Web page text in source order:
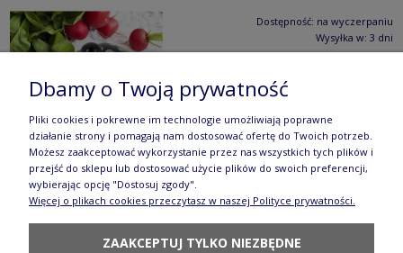
Dostępność: na wyczerpaniu
Wysyłka w: 3 dni
Maselnica kostka masła GU858DEK487
Dostępność:
Dbamy o Twoją prywatność
Pliki cookies i pokrewne im technologie umożliwiają poprawne
działanie strony i pomagają nam dostosować ofertę do Twoich potrzeb.
Możesz zaakceptować wykorzystanie przez nas wszystkich tych plików i
przejść do sklepu lub dostosować użycie plików do swoich preferencji,
wybierając opcję "Dostosuj zgody".
Więcej o plikach cookies przeczytasz w naszej Polityce prywatności.
ZAAKCEPTUJ TYLKO NIEZBĘDNE